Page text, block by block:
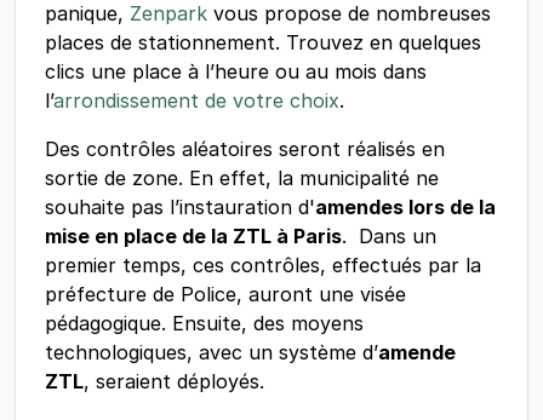
panique, Zenpark vous propose de nombreuses
places de stationnement. Trouvez en quelques
clics une place à l’heure ou au mois dans
l’arrondissement de votre choix.
Des contrôles aléatoires seront réalisés en
sortie de zone. En effet, la municipalité ne
souhaite pas l’instauration d'amendes lors de la
mise en place de la ZTL à Paris. Dans un
premier temps, ces contrôles, effectués par la
préfecture de Police, auront une visée
pédagogique. Ensuite, des moyens
technologiques, avec un système d’amende
ZTL, seraient déployés.